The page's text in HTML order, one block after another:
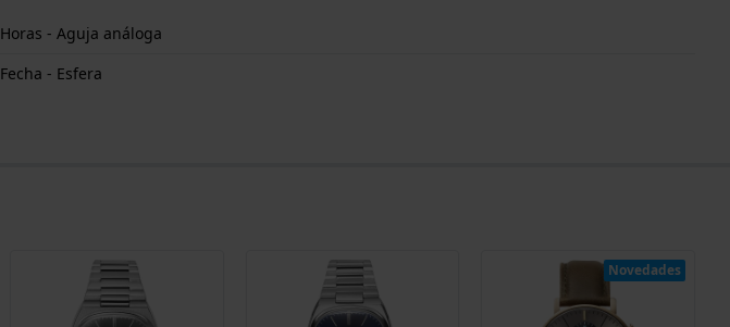
Horas - Aguja análoga
Fecha - Esfera
Novedades